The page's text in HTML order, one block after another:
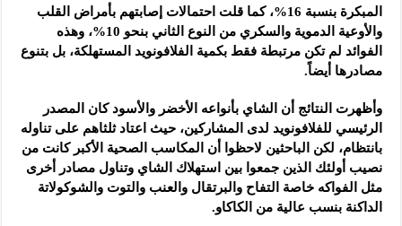
المبكرة بنسبة 16%، كما قلت احتمالات إصابتهم بأمراض القلب
والأوعية الدموية والسكري من النوع الثاني بنحو 10%، وهذه
الفوائد لم تكن مرتبطة فقط بكمية الفلافونويد المستهلكة، بل بتنوع
مصادرها أيضاً.
وأظهرت النتائج أن الشاي بأنواعه الأخضر والأسود كان المصدر
الرئيسي للفلافونويد لدى المشاركين، حيث اعتاد ثلثاهم على تناوله
بانتظام، لكن الباحثين لاحظوا أن المكاسب الصحية الأكبر كانت من
نصيب أولئك الذين جمعوا بين استهلاك الشاي وتناول مصادر أخرى
مثل الفواكه خاصة التفاح والبرتقال والعنب والتوت والشوكولاتة
الداكنة بنسب عالية من الكاكاو.